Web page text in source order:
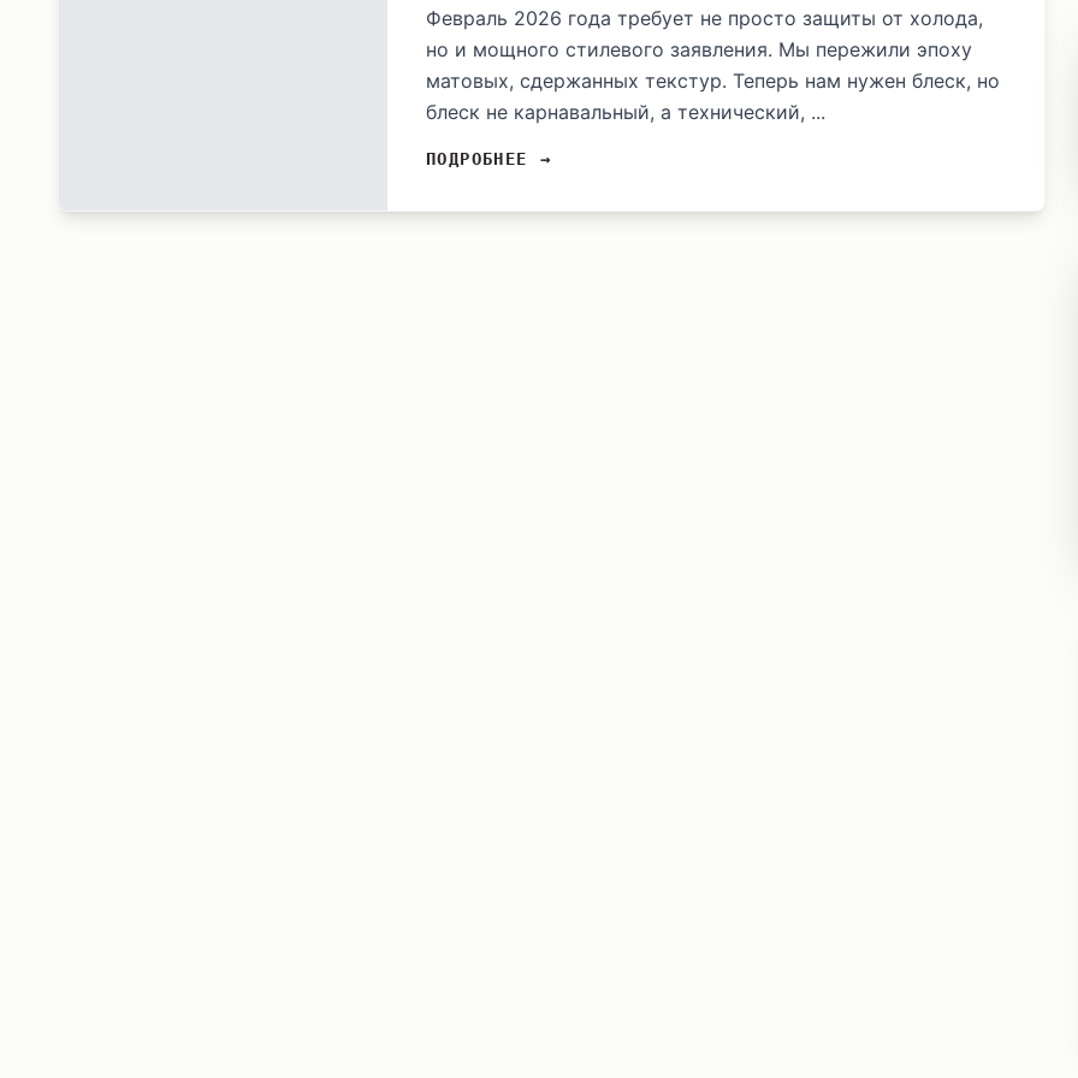
Февраль 2026 года требует не просто защиты от холода,
но и мощного стилевого заявления. Мы пережили эпоху
матовых, сдержанных текстур. Теперь нам нужен блеск, но
блеск не карнавальный, а технический, ...
ПОДРОБНЕЕ →